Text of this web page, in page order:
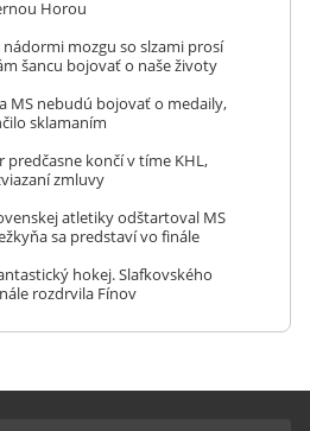
Horou
nádormi mozgu so slzami prosí
šancu bojovať o naše životy
MS nebudú bojovať o medaily,
sklamaním
predčasne končí v tíme KHL,
zmluvy
atletiky odštartoval MS
sa predstaví vo finále
hokej. Slafkovského
rozdrvila Fínov